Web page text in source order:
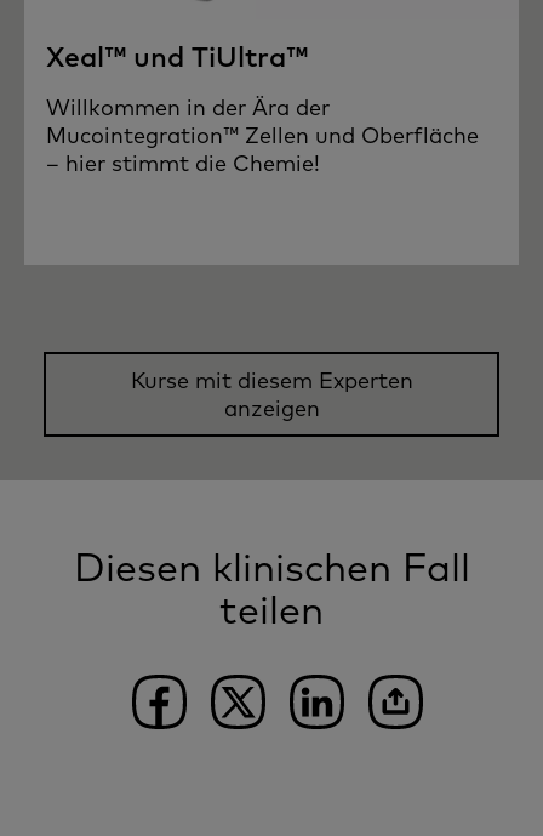
Xeal™ und TiUltra™
Willkommen in der Ära der
Mucointegration™ Zellen und Oberfläche
– hier stimmt die Chemie!
Kurse mit diesem Experten
anzeigen
Diesen klinischen Fall
teilen